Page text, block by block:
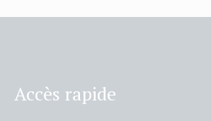
Accès rapide